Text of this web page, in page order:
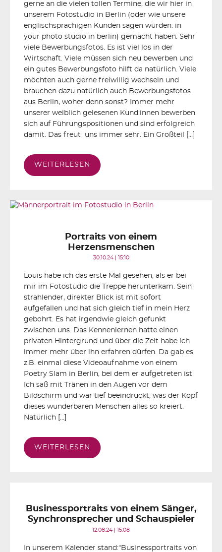
gerne an die vielen tollen Termine, die wir hier in
unserem Fotostudio in Berlin (oder wie unsere
englischsprachigen Kunden sagen würden: in
your photo studio in berlin) gemacht haben. Sehr
viele Bewerbungsfotos. Es ist viel los in der
Wirtschaft. Viele müssen sich neu bewerben und
ein gutes Bewerbungsfoto hilft da natürlich. Viele
möchten auch gerne freiwillig wechseln und
brauchen dazu natürlich auch Bewerbungsfotos
aus Berlin, woher denn sonst? Immer mehr
unserer weiblich gelesenen Kund:innen bewerben
sich auf Führungspositionen und sind erfolgreich
damit. Das freut uns immer sehr. Ein Großteil […]
WEITERLESEN
Portraits von einem
Herzensmenschen
30.10.24 | 15:10
Louis habe ich das erste Mal gesehen, als er bei
mir im Fotostudio die Treppe herunterkam. Sein
strahlender, direkter Blick ist mit sofort
aufgefallen und hat sich gleich tief in mein Herz
gebohrt. Es hat irgendwie gleich gefunkt
zwischen uns. Das Kennenlernen hatte einen
privaten Hintergrund und über die Zeit habe ich
immer mehr über ihn erfahren dürfen. Da gab es
z.B. einmal diese Videoaufnahme von einem
Poetry Slam in Berlin, bei dem er aufgetreten ist.
Ich saß mit Tränen in den Augen vor dem
Bildschirm und war tief beeindruckt, was der Kopf
dieses wunderbaren Menschen alles so kreiert.
Natürlich […]
WEITERLESEN
Businessportraits von einem Sänger,
Synchronsprecher und Schauspieler
12.08.24 | 15:08
In unserem Kalender stand:“Businessportraits von